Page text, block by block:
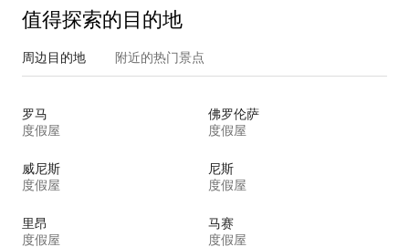
值得探索的目的地
周边目的地 附近的热门景点
罗马
度假屋
佛罗伦萨
度假屋
威尼斯
度假屋
尼斯
度假屋
里昂
度假屋
马赛
度假屋